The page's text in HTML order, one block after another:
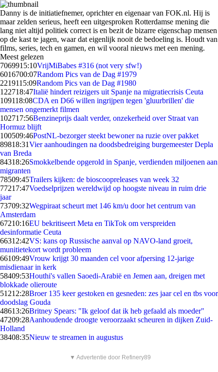
Danny is de initiatiefnemer, oprichter en eigenaar van FOK.nl. Hij is
maar zelden serieus, heeft een uitgesproken Rotterdamse mening die
lang niet altijd politiek correct is en bezit de bizarre eigenschap mensen
op de kast te jagen, waar dat eigenlijk nooit de bedoeling is. Houdt van
films, series, tech en gamen, en wil vooral nieuws met een mening.
Meest gelezen
7069915:10VrijMiBabes #316 (not very sfw!)
6016700:07Random Pics van de Dag #1979
2219115:09Random Pics van de Dag #1980
122718:47Italië hindert reizigers uit Spanje na migratiecrisis Ceuta
109118:08CDA en D66 willen ingrijpen tegen 'gluurbrillen' die
mensen ongemerkt filmen
102717:56Benzineprijs daalt verder, onzekerheid over Straat van
Hormuz blijft
100509:46PostNL-bezorger steekt bewoner na ruzie over pakket
89818:31Vier aanhoudingen na doodsbedreiging burgemeester Depla
van Breda
84318:26Smokkelbende opgerold in Spanje, verdienden miljoenen aan
migranten
78509:45Trailers kijken: de bioscoopreleases van week 32
77217:47Voedselprijzen wereldwijd op hoogste niveau in ruim drie
jaar
73709:32Wegpiraat scheurt met 146 km/u door het centrum van
Amsterdam
67210:16EU bekritiseert Meta en TikTok om verspreiden
desinformatie Ceuta
66312:42VS: kans op Russische aanval op NAVO-land groeit,
munitietekort wordt probleem
66109:49Vrouw krijgt 30 maanden cel voor afpersing 12-jarige
misdienaar in kerk
58409:53Houthi's vallen Saoedi-Arabië en Jemen aan, dreigen met
blokkade olieroute
51212:28Broer 135 keer gestoken en gesneden: zes jaar cel en tbs voor
doodslag Gouda
48613:26Britney Spears: "Ik geloof dat ik heb gefaald als moeder"
47209:28Aanhoudende droogte veroorzaakt scheuren in dijken Zuid-
Holland
38408:35Nieuw te streamen in augustus
▼ Advertentie door Refinery89